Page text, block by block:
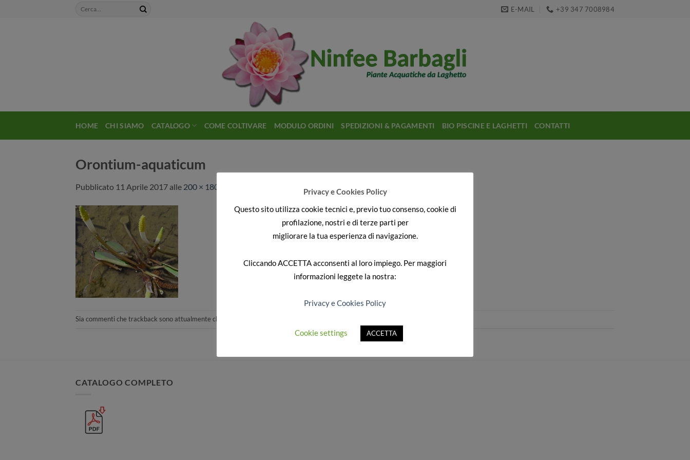
E-MAIL +39 347 7008984
HOME CHI SIAMO CATALOGO COME COLTIVARE MODULO ORDINI SPEDIZIONI & PAGAMENTI BIO PISCINE E LAGHETTI CONTATTI
Orontium-aquaticum
Pubblicato 11 Aprile 2017 alle 200 × 180
Sia commenti che trackback sono attualmente chiusi.
CATALOGO COMPLETO
Privacy e Cookies Policy
Questo sito utilizza cookie tecnici e, previo tuo consenso, cookie di
profilazione, nostri e di terze parti per
migliorare la tua esperienza di navigazione.
CliccandoACCETTAacconsenti al loro impiego. Per maggiori
informazioni leggete la nostra:
Privacy e Cookies Policy
Cookie settings ACCETTA